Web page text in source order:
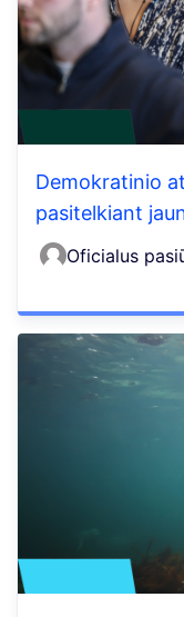
Demokratinio
pasitelkiant
Oficialus